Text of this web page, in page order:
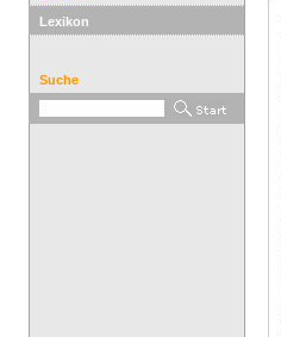
Lexikon
Suche